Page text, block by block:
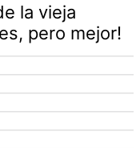
la vieja
pero mejor!